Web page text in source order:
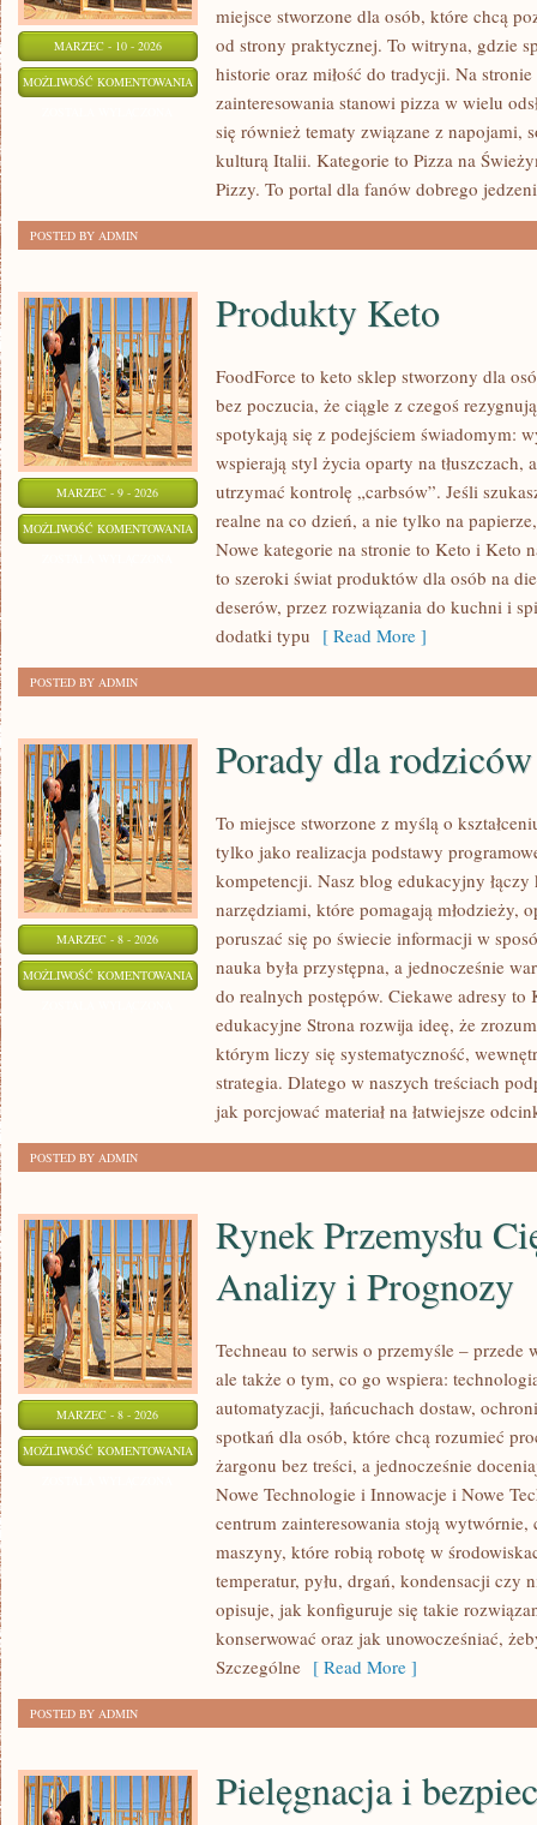
MARZEC - 10 - 2026
MOŻLIWOŚĆ KOMENTOWANIA PRZEPISY
KULINARNE
miejsce stworzone dla osób, które chcą
od strony praktycznej. To witryna, gdzie
historie oraz miłość do tradycji. Na
zainteresowania stanowi pizza w wielu
się również tematy związane z napojami,
kulturą Italii. Kategorie to Pizza na
Pizzy. To portal dla fanów dobrego
POSTED BY ADMIN
MARZEC - 9 - 2026
MOŻLIWOŚĆ KOMENTOWANIA PRODUKTY
KETO
Produkty Keto
FoodForce to keto sklep stworzony dla
bez poczucia, że ciągle z czegoś
spotykają się z podejściem świadomym:
wspierają styl życia oparty na tłuszczach,
utrzymać kontrolę „carbsów”. Jeśli
realne na co dzień, a nie tylko na
Nowe kategorie na stronie to Keto i Keto
to szeroki świat produktów dla osób na
deserów, przez rozwiązania do kuchni i
dodatki typu [ Read More ]
POSTED BY ADMIN
MARZEC - 8 - 2026
MOŻLIWOŚĆ KOMENTOWANIA PORADY
RODZICÓW
Porady dla rodziców
To miejsce stworzone z myślą o
tylko jako realizacja podstawy
kompetencji. Nasz blog edukacyjny
narzędziami, które pomagają młodzieży,
poruszać się po świecie informacji w
nauka była przystępna, a jednocześnie
do realnych postępów. Ciekawe adresy to
edukacyjne Strona rozwija ideę, że
którym liczy się systematyczność,
strategia. Dlatego w naszych treściach
jak porcjować materiał na łatwiejsze
POSTED BY ADMIN
MARZEC - 8 - 2026
MOŻLIWOŚĆ KOMENTOWANIA RYNEK
PRZEMYSŁU
Rynek Przemysłu
Analizy i Prognozy
Techneau to serwis o przemyśle –
ale także o tym, co go wspiera:
automatyzacji, łańcuchach dostaw,
spotkań dla osób, które chcą rozumieć
żargonu bez treści, a jednocześnie
Nowe Technologie i Innowacje i Nowe
centrum zainteresowania stoją
maszyny, które robią robotę w
temperatur, pyłu, drgań, kondensacji czy
opisuje, jak konfiguruje się takie
konserwować oraz jak unowocześniać,
Szczególne [ Read More ]
POSTED BY ADMIN
Pielęgnacja i